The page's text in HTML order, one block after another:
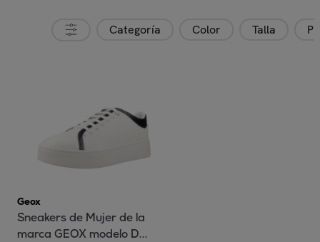
Categoría Color Talla
Geox
Sneakers de Mujer de la
marca GEOX modelo D